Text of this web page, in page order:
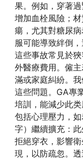
果。例如，穿著
增加血栓風險；
瘍，尤其對糖尿
服可能導致絆倒
這些事故常見於
外醫療費用。僱
滿或家庭糾紛。
這些問題。GA專
培訓，能減少此
包括心理壓力，
字）繼續擴充：
拒絕穿衣，影響
現，以防疏忽。